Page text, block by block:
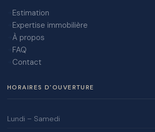
Estimation
Expertise immobilière
À propos
FAQ
Contact
HORAIRES D'OUVERTURE
Lundi – Samedi